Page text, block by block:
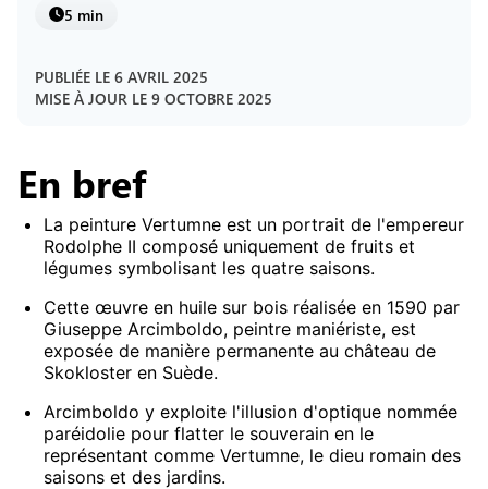
5 min
PUBLIÉE LE 6 AVRIL 2025
MISE À JOUR LE 9 OCTOBRE 2025
En bref
La peinture Vertumne est un portrait de l'empereur
Rodolphe II composé uniquement de fruits et
légumes symbolisant les quatre saisons.
Cette œuvre en huile sur bois réalisée en 1590 par
Giuseppe Arcimboldo, peintre maniériste, est
exposée de manière permanente au château de
Skokloster en Suède.
Arcimboldo y exploite l'illusion d'optique nommée
paréidolie pour flatter le souverain en le
représentant comme Vertumne, le dieu romain des
saisons et des jardins.